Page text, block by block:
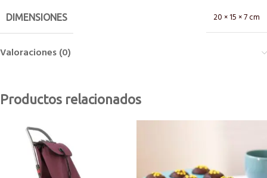
DIMENSIONES 20 × 15 × 7 cm
Valoraciones (0)
Productos relacionados